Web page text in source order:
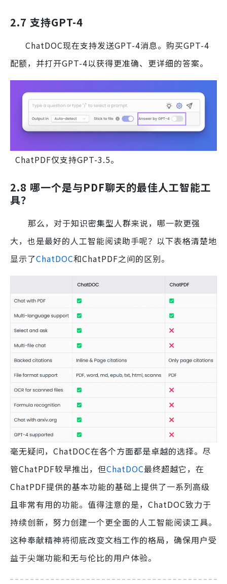
2.7 支持GPT-4
ChatDOC现在支持发送GPT-4消息。购买GPT-4
配额，并打开GPT-4以获得更准确、更详细的答案。
ChatPDF仅支持GPT-3.5。
2.8 哪一个是与PDF聊天的最佳人工智能工
具？
那么，对于知识密集型人群来说，哪一款更强
大，也是最好的人工智能阅读助手呢？以下表格清楚地
显示了ChatDOC和ChatPDF之间的区别。
毫无疑问，ChatDOC在各个方面都是卓越的选择。尽
管ChatPDF较早推出，但ChatDOC最终超越它，在
ChatPDF提供的基本功能的基础上提供了一系列高级
且非常有用的功能。值得注意的是，ChatDOC致力于
持续创新，努力创建一个更全面的人工智能阅读工具。
这种奉献精神将彻底改变文档工作的格局，确保用户受
益于尖端功能和无与伦比的用户体验。